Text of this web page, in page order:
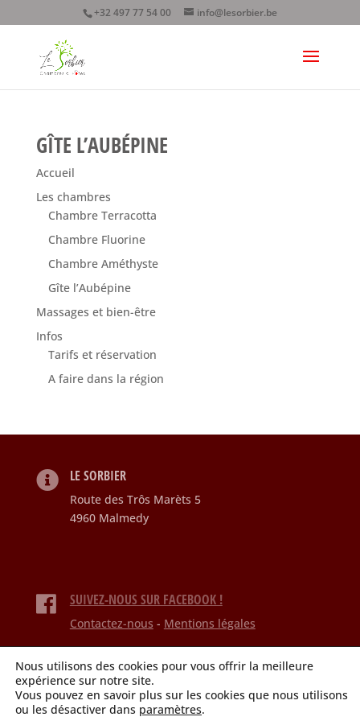
+32 497 77 54 00 info@lesorbier.be
GÎTE L’AUBÉPINE
Accueil
Les chambres
Chambre Terracotta
Chambre Fluorine
Chambre Améthyste
Gîte l’Aubépine
Massages et bien-être
Infos
Tarifs et réservation
A faire dans la région
LE SORBIER
Route des Trôs Marèts 5
4960 Malmedy
SUIVEZ-NOUS SUR FACEBOOK !
Contactez-nous - Mentions légales
Site Web par
Nous utilisons des cookies pour vous offrir la meilleure
expérience sur notre site.
Vous pouvez en savoir plus sur les cookies que nous utilisons
ou les désactiver dans paramètres.